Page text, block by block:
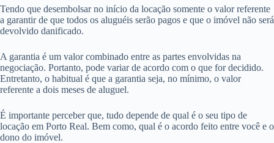
Tendo que desembolsar no início da locação somente o valor referente
a garantir de que todos os aluguéis serão pagos e que o imóvel não será
devolvido danificado.
A garantia é um valor combinado entre as partes envolvidas na
negociação. Portanto, pode variar de acordo com o que for decidido.
Entretanto, o habitual é que a garantia seja, no mínimo, o valor
referente a dois meses de aluguel.
É importante perceber que, tudo depende de qual é o seu tipo de
locação em Porto Real. Bem como, qual é o acordo feito entre você e o
dono do imóvel.